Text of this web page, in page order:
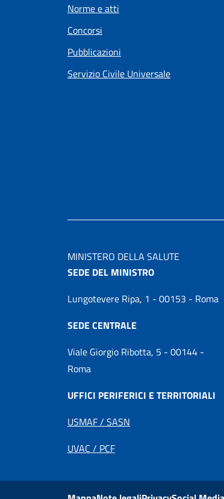
Norme e atti
Concorsi
Pubblicazioni
Servizio Civile Universale
MINISTERO DELLA SALUTE
SEDE DEL MINISTRO
Lungotevere Ripa, 1 - 00153 - Roma
SEDE CENTRALE
Viale Giorgio Ribotta, 5 - 00144 -
Roma
UFFICI PERIFERICI E TERRITORIALI
USMAF / SASN
UVAC / PCF